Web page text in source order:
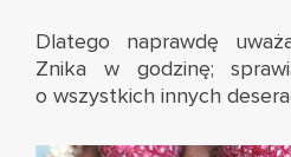
Dlatego naprawdę
Znika w godzinę;
o wszystkich innych